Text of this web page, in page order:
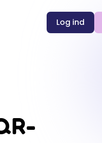
Log ind